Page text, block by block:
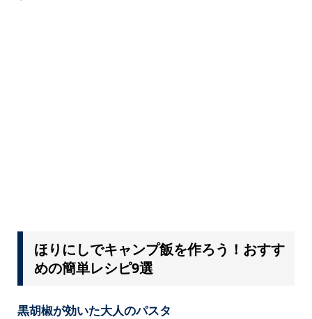
ほりにしでキャンプ飯を作ろう！おすす
めの簡単レシピ9選
黒胡椒が効いた大人のパスタ